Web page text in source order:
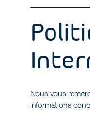
Nous vous
informations